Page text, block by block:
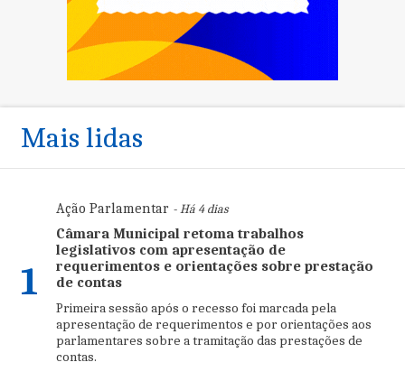
Mais lidas
1
Ação Parlamentar - Há 4 dias
Câmara Municipal retoma trabalhos
legislativos com apresentação de
requerimentos e orientações sobre prestação
de contas
Primeira sessão após o recesso foi marcada pela
apresentação de requerimentos e por orientações aos
parlamentares sobre a tramitação das prestações de
contas.